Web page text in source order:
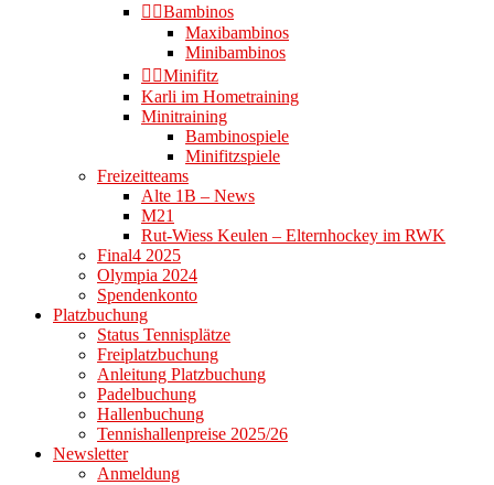
👉🏻Bambinos
Maxibambinos
Minibambinos
👉🏻Minifitz
Karli im Hometraining
Minitraining
Bambinospiele
Minifitzspiele
Freizeitteams
Alte 1B – News
M21
Rut-Wiess Keulen – Elternhockey im RWK
Final4 2025
Olympia 2024
Spendenkonto
Platzbuchung
Status Tennisplätze
Freiplatzbuchung
Anleitung Platzbuchung
Padelbuchung
Hallenbuchung
Tennishallenpreise 2025/26
Newsletter
Anmeldung